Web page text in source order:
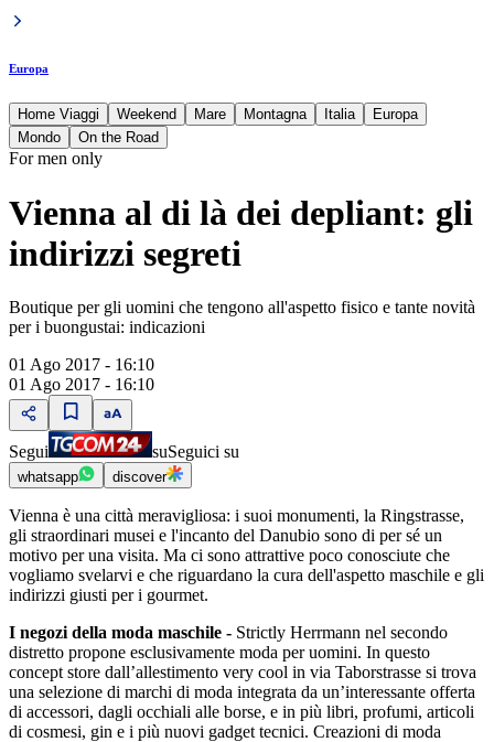
Europa
Home Viaggi Weekend Mare Montagna Italia
Europa
Mondo
On the Road
For men only
Vienna al di là dei depliant: gli
indirizzi segreti
Boutique per gli uomini che tengono all'aspetto fisico e tante novità
per i buongustai: indicazioni
01 Ago 2017 - 16:10
01 Ago 2017 - 16:10
Segui suSeguici su
whatsapp discover
Vienna è una città meravigliosa: i suoi monumenti, la Ringstrasse,
gli straordinari musei e l'incanto del Danubio sono di per sé un
motivo per una visita. Ma ci sono attrattive poco conosciute che
vogliamo svelarvi e che riguardano la cura dell'aspetto maschile e gli
indirizzi giusti per i gourmet.
I negozi della moda maschile - Strictly Herrmann nel secondo
distretto propone esclusivamente moda per uomini. In questo
concept store dall’allestimento very cool in via Taborstrasse si trova
una selezione di marchi di moda integrata da un’interessante offerta
di accessori, dagli occhiali alle borse, e in più libri, profumi, articoli
di cosmesi, gin e i più nuovi gadget tecnici. Creazioni di moda